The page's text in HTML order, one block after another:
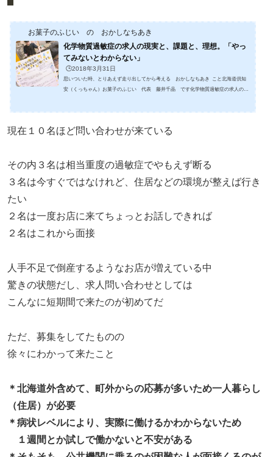
お菓子のふじい の おかしなちあき
化学物質過敏症の求人の現実と、課題と、理想。「やっ
てみないとわからない」
🕒️2018年3月31日
思いついた時、とりあえず走り出してから考える おかしなちあき こと北海道倶知
安（くっちゃん）お菓子のふじい 代表 藤井千晶 です化学物質過敏症の求人の現
者手帳の取得情報、過敏症の情報色々な情報が集まった、本やネットで観覧するよ
現在１０名ほど問い合わせが来ている
その内３名は相当重度の過敏症でやもえず断る
３名は今すぐではなけれど、住居などの環境が整えば行き
たい
２名は一度お店に来てちょっとお話しできれば
２名はこれから面接
人手不足で倒産するようなお店が増えている中
驚きの状態だし、求人問い合わせとしては
こんなに短期間で来たのが初めてだ
ただ、募集をしてたものの
徐々にわかって来たこと
＊北海道外含めて、町外からの応募が多いため一人暮らし
（住居）が必要
＊病状レベルにより、実際に働けるかわからないため
１週間とか試しで働かないと不安がある